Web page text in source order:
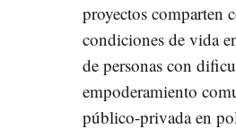
proyectos comparten
condiciones de vida
de personas con
empoderamiento
público-privada en